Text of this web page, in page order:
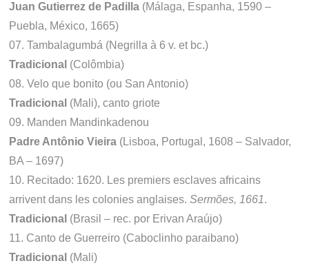
Juan Gutierrez de Padilla (Málaga, Espanha, 1590 –
Puebla, México, 1665)
07. Tambalagumbá (Negrilla à 6 v. et bc.)
Tradicional (Colômbia)
08. Velo que bonito (ou San Antonio)
Tradicional (Mali), canto griote
09. Manden Mandinkadenou
Padre Antônio Vieira (Lisboa, Portugal, 1608 – Salvador,
BA – 1697)
10. Recitado: 1620. Les premiers esclaves africains
arrivent dans les colonies anglaises.Sermões, 1661.
Tradicional (Brasil – rec. por Erivan Araújo)
11. Canto de Guerreiro (Caboclinho paraibano)
Tradicional (Mali)